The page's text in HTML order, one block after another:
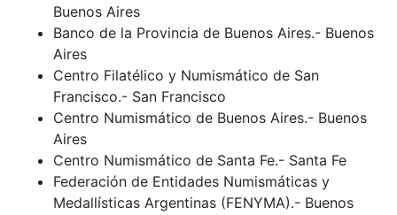
Buenos Aires
Banco de la Provincia de Buenos Aires.- Buenos
Aires
Centro Filatélico y Numismático de San
Francisco.- San Francisco
Centro Numismático de Buenos Aires.- Buenos
Aires
Centro Numismático de Santa Fe.- Santa Fe
Federación de Entidades Numismáticas y
Medallísticas Argentinas (FENYMA).- Buenos